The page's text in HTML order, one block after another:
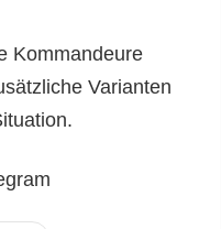
Kommandeure
Varianten